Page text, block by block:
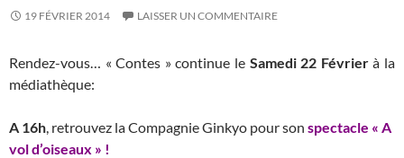
19 FÉVRIER 2014 LAISSER UN COMMENTAIRE
Rendez-vous… « Contes » continue le Samedi 22 Févrierà la
médiathèque:
A 16h , retrouvez la Compagnie Ginkyo pour son spectacle « A
vol d’oiseaux » !